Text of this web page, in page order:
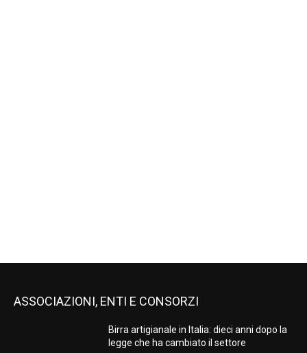
ASSOCIAZIONI, ENTI E CONSORZI
Birra artigianale in Italia: dieci anni dopo la
legge che ha cambiato il settore